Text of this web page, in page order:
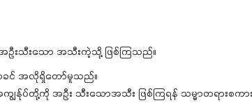
းသီးသော အသီးကဲ့သို့ ဖြစ်ကြသည်။
သခင် အလိုရှိတော်မူသည်။
တို့ကို အဦး သီးသောအသီး ဖြစ်ကြရန် သမ္မာတရားစကားအ